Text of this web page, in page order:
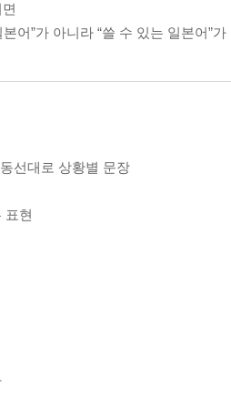
어”가 아니라 “쓸 수 있는 일본어”
선대로 상황별 문장
표현